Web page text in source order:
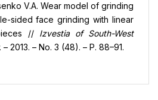
V.A. Wear model of grinding
sided face grinding with linear
// Izvestia of South-West
. – 2013. – No. 3 (48). – P. 88–91.